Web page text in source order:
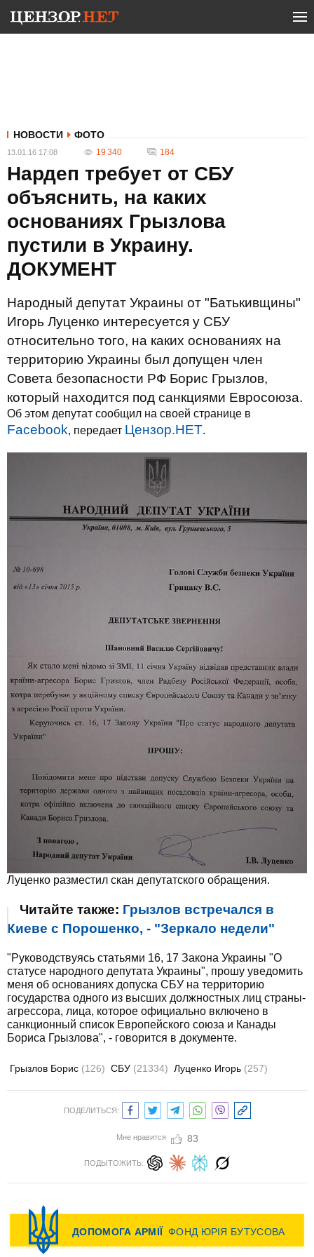
НОВОСТИ ФОТО
13.01.16 17:08 19 340 184
Нардеп требует от СБУ
объяснить, на каких
основаниях Грызлова
пустили в Украину.
ДОКУМЕНТ
Народный депутат Украины от "Батькивщины"
Игорь Луценко интересуется у СБУ
относительно того, на каких основаниях на
территорию Украины был допущен член
Совета безопасности РФ Борис Грызлов,
который находится под санкциями Евросоюза.
Об этом депутат сообщил на своей странице в
Facebook, передает Цензор.НЕТ.
Луценко разместил скан депутатского обращения.
Читайте также: Грызлов встречался в
Киеве с Порошенко, - "Зеркало недели"
"Руководствуясь статьями 16, 17 Закона Украины "О
статусе народного депутата Украины", прошу уведомить
меня об основаниях допуска СБУ на территорию
государства одного из высших должностных лиц страны-
агрессора, лица, которое официально включено в
санкционный список Европейского союза и Канады
Бориса Грызлова", - говорится в документе.
Грызлов Борис (126) СБУ (21334) Луценко Игорь (257)
ПОДЕЛИТЬСЯ:
Мне нравится 83
ПОДЫТОЖИТЬ: